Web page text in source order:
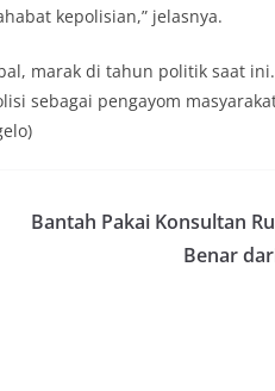
kepolisian,” jelasnya.
marak di tahun politik saat
sebagai pengayom
Bantah Pakai Konsultan
Benar